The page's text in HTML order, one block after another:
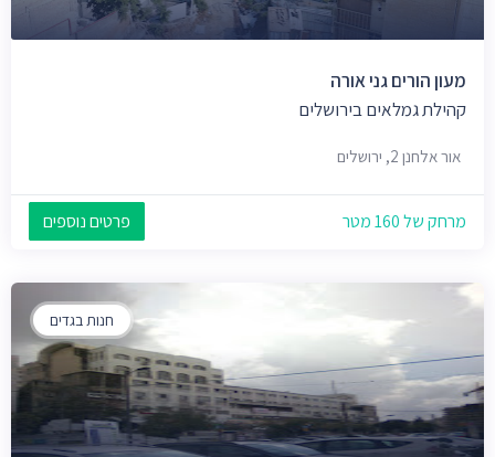
מעון הורים גני אורה
קהילת גמלאים בירושלים
אור אלחנן 2, ירושלים
מרחק של 160 מטר פרטים נוספים
חנות בגדים